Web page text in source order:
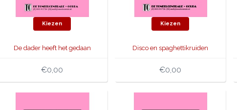
Kiezen
De dader heeft het gedaan
€0,00
Kiezen
Disco en spaghettikruiden
€0,00